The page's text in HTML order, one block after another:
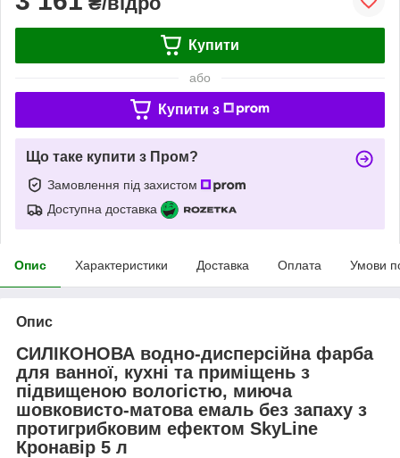
Купити
або
Купити з
Що таке купити з Пром?
Замовлення під захистом
Доступна доставка
Опис Характеристики Доставка Оплата Умови
Опис
СИЛІКОНОВА водно-дисперсійна фарба
для ванної, кухні та приміщень з
підвищеною вологістю, миюча
шовковисто-матова емаль без запаху з
протигрибковим ефектом SkyLine
Кронавір 5 л